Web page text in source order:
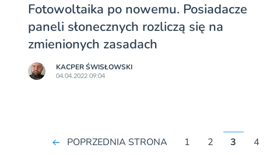
Fotowoltaika po nowemu. Posiadacze
paneli słonecznych rozliczą się na
zmienionych zasadach
KACPER ŚWISŁO­WSKI
04.04.2022 09:04
POPRZEDNIA STRONA 1 2 3 4